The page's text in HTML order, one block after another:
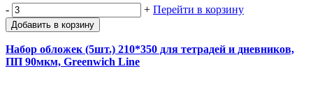
- + Перейти в корзину
Добавить в корзину
Набор обложек (5шт.) 210*350 для тетрадей и дневников,
ПП 90мкм, Greenwich Line